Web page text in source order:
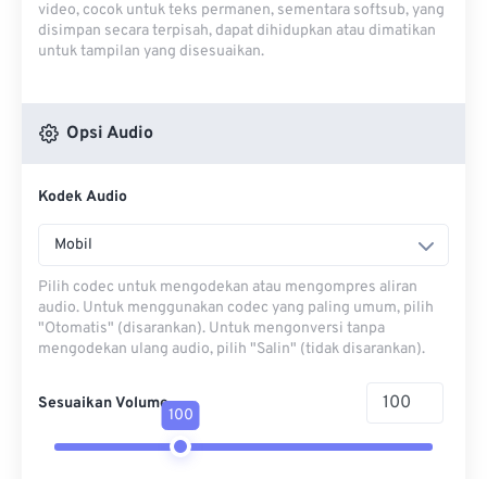
video, cocok untuk teks permanen, sementara softsub, yang
disimpan secara terpisah, dapat dihidupkan atau dimatikan
untuk tampilan yang disesuaikan.
Opsi Audio
Kodek Audio
Mobil
Pilih codec untuk mengodekan atau mengompres aliran
audio. Untuk menggunakan codec yang paling umum, pilih
"Otomatis" (disarankan). Untuk mengonversi tanpa
mengodekan ulang audio, pilih "Salin" (tidak disarankan).
Sesuaikan Volume
100